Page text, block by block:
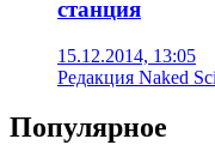
станция
15.12.2014, 13:05
Редакция Naked
Популярное